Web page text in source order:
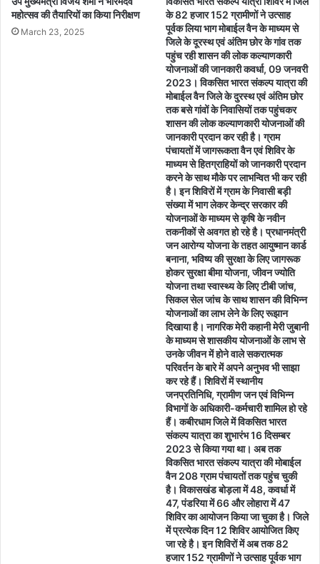
महोत्सव की तैयारियों का किया निरीक्षण
March 23, 2025
के 82 हजार 152 ग्रामीणों ने उत्साह
पूर्वक लिया भाग मोबाईल वैन के माध्यम से
जिले के दूरस्थ एवं अंतिम छोर के गांव तक
पहुंच रही शासन की लोक कल्याणकारी
योजनाओं की जानकारी कवर्धा, 09 जनवरी
2023। विकसित भारत संकल्प यात्रा की
मोबाईल वैन जिले के दुरस्थ एवं अंतिम छोर
तक बसे गांवों के निवासियों तक पहुंचकर
शासन की लोक कल्याणकारी योजनाओं की
जानकारी प्रदान कर रही है। ग्राम
पंचायतों में जागरूकता वैन एवं शिविर के
माध्यम से हितग्राहियों को जानकारी प्रदान
करने के साथ मौके पर लाभन्वित भी कर रही
है। इन शिविरों में ग्राम के निवासी बड़ी
संख्या में भाग लेकर केन्द्र सरकार की
योजनाओं के माध्यम से कृषि के नवीन
तकनीकों से अवगत हो रहे है। प्रधानमंत्री
जन आरोग्य योजना के तहत आयुष्मान कार्ड
बनाना, भविष्य की सुरक्षा के लिए जागरूक
होकर सुरक्षा बीमा योजना, जीवन ज्योति
योजना तथा स्वास्थ्य के लिए टीबी जांच,
सिकल सेल जांच के साथ शासन की विभिन्न
योजनाओं का लाभ लेने के लिए रूझान
दिखाया है। नागरिक मेरी कहानी मेरी जुबानी
के माध्यम से शासकीय योजनाओं के लाभ से
उनके जीवन में होने वाले सकरात्मक
परिवर्तन के बारे में अपने अनुभव भी साझा
कर रहे हैं। शिविरों में स्थानीय
जनप्रतिनिधि, ग्रामीण जन एवं विभिन्न
विभागों के अधिकारी-कर्मचारी शामिल हो रहे
हैं। कबीरधाम जिले में विकसित भारत
संकल्प यात्रा का शुभारंभ 16 दिसम्बर
2023 से किया गया था। अब तक
विकसित भारत संकल्प यात्रा की मोबाईल
वैन 208 ग्राम पंचायतों तक पहुंच चुकी
है। विकासखंड बोड़ला में 48, कवर्धा में
47, पंडरिया में 66 और लोहारा में 47
शिविर का आयोजन किया जा चुका है। जिले
में प्रत्येक दिन 12 शिविर आयोजित किए
जा रहे है। इन शिविरों में अब तक 82
हजार 152 ग्रामीणों ने उत्साह पूर्वक भाग